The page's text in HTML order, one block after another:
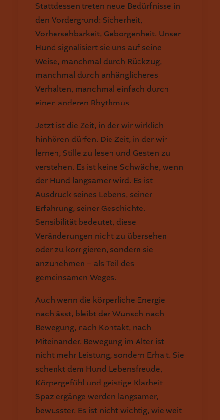
Stattdessen treten neue Bedürfnisse in
den Vordergrund: Sicherheit,
Vorhersehbarkeit, Geborgenheit. Unser
Hund signalisiert sie uns auf seine
Weise, manchmal durch Rückzug,
manchmal durch anhänglicheres
Verhalten, manchmal einfach durch
einen anderen Rhythmus.
Jetzt ist die Zeit, in der wir wirklich
hinhören dürfen. Die Zeit, in der wir
lernen, Stille zu lesen und Gesten zu
verstehen. Es ist keine Schwäche, wenn
der Hund langsamer wird. Es ist
Ausdruck seines Lebens, seiner
Erfahrung, seiner Geschichte.
Sensibilität bedeutet, diese
Veränderungen nicht zu übersehen
oder zu korrigieren, sondern sie
anzunehmen – als Teil des
gemeinsamen Weges.
Auch wenn die körperliche Energie
nachlässt, bleibt der Wunsch nach
Bewegung, nach Kontakt, nach
Miteinander. Bewegung im Alter ist
nicht mehr Leistung, sondern Erhalt. Sie
schenkt dem Hund Lebensfreude,
Körpergefühl und geistige Klarheit.
Spaziergänge werden langsamer,
bewusster. Es ist nicht wichtig, wie weit